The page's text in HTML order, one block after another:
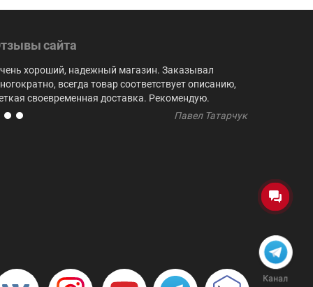
сайта
хороший, надежный магазин. Заказывал
всегда товар соответствует описанию,
своевременная доставка. Рекомендую.
Павел Татарчук